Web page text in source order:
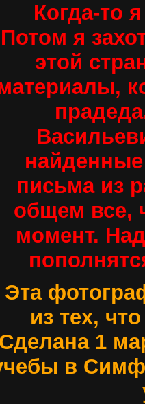
Когда-то
Потом я
этой
письма из
общем все,
момент.
из тех,
Сделана 1
в